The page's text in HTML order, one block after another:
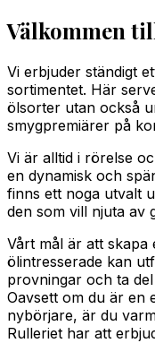
Välkommen
Vi erbjuder ständigt
sortimentet. Här
ölsorter utan också
smygpremiärer på
Vi är alltid i rörelse
en dynamisk och
finns ett noga utvalt
den som vill njuta av
Vårt mål är att skapa
ölintresserade kan
provningar och ta
Oavsett om du är en
nybörjare, är du
Rulleriet har att